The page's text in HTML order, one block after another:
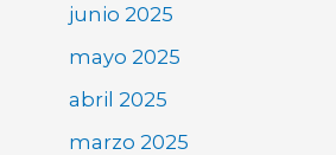
junio 2025
mayo 2025
abril 2025
marzo 2025